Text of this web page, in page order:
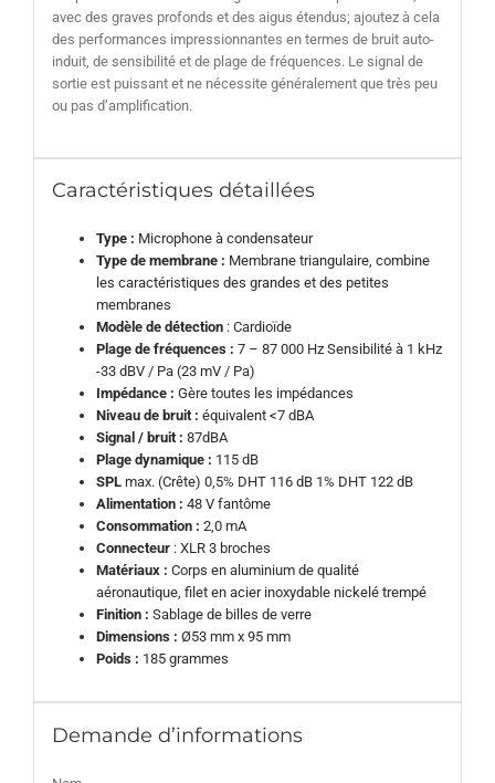
avec des graves profonds et des aigus étendus; ajoutez à cela
des performances impressionnantes en termes de bruit auto-
induit, de sensibilité et de plage de fréquences. Le signal de
sortie est puissant et ne nécessite généralement que très peu
ou pas d’amplification.
Caractéristiques détaillées
Type : Microphone à condensateur
Type de membrane : Membrane triangulaire, combine
les caractéristiques des grandes et des petites
membranes
Modèle de détection: Cardioïde
Plage de fréquences : 7 – 87 000 Hz Sensibilité à 1 kHz
-33 dBV / Pa (23 mV / Pa)
Impédance : Gère toutes les impédances
Niveau de bruit : équivalent <7 dBA
Signal / bruit : 87dBA
Plage dynamique : 115 dB
SPLmax. (Crête) 0,5% DHT 116 dB 1% DHT 122 dB
Alimentation : 48 V fantôme
Consommation : 2,0 mA
Connecteur: XLR 3 broches
Matériaux : Corps en aluminium de qualité
aéronautique, filet en acier inoxydable nickelé trempé
Finition : Sablage de billes de verre
Dimensions : Ø53 mm x 95 mm
Poids : 185 grammes
Demande d’informations